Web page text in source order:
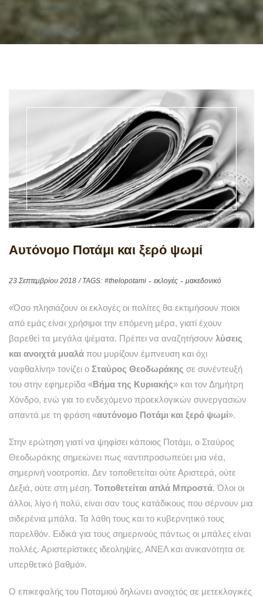
Αυτόνομο Ποτάμι και ξερό ψωμί
23 Σεπτεμβρίου 2018 / TAGS: #thelopotami εκλογές μακεδονικό
«Όσο πλησιάζουν οι εκλογές οι πολίτες θα εκτιμήσουν ποιοι
από εμάς είναι χρήσιμοι την επόμενη μέρα, γιατί έχουν
βαρεθεί τα μεγάλα ψέματα. Πρέπει να αναζητήσουν λύσεις
και ανοιχτά μυαλά που μυρίζουν έμπνευση και όχι
ναφθαλίνη» τονίζει ο Σταύρος Θεοδωράκης σε συνέντευξή
του στην εφημερίδα «Βήμα της Κυριακής» και τον Δημήτρη
Χόνδρο, ενώ για το ενδεχόμενο προεκλογικών συνεργασιών
απαντά με τη φράση «αυτόνομο Ποτάμι και ξερό ψωμί».
Στην ερώτηση γιατί να ψηφίσει κάποιος Ποτάμι, ο Σταύρος
Θεοδωράκης σημειώνει πως «αντιπροσωπεύει μια νέα,
σημερινή νοοτροπία. Δεν τοποθετείται ούτε Αριστερά, ούτε
Δεξιά, ούτε στη μέση. Τοποθετείται απλά Μπροστά. Όλοι οι
άλλοι, λίγο ή πολύ, είναι σαν τους κατάδικους που σέρνουν μια
σιδερένια μπάλα. Τα λάθη τους και το κυβερνητικό τους
παρελθόν. Ειδικά για τους σημερινούς πάντως οι μπάλες είναι
πολλές. Αριστερίστικες ιδεοληψίες, ΑΝΕΛ και ανικανότητα σε
υπερθετικό βαθμό».
Ο επικεφαλής του Ποταμιού δηλώνει ανοιχτός σε μετεκλογικές